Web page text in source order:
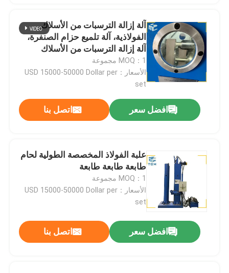
حولنا
جولة في المصنع
مراقبة الجودة
القضايا
اطلب عرض أسعار
آلة إزالة الترسبات من الأسلاك
الفولاذية، آلة تلميع حزام الصنفرة،
آلة إزالة الترسبات من الأسلاك
MOQ：1 مجموعة
الأسعار：USD 15000-50000 Dollar per
set
افضل سعر اتصل بنا
علبة الفولاذ المخصصة الطولية لحام
طابعة طابعة طابعة
MOQ：1 مجموعة
الأسعار：USD 15000-50000 Dollar per
set
افضل سعر اتصل بنا